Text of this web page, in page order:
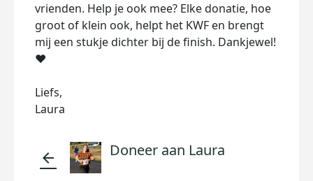
vrienden. Help je ook mee? Elke donatie, hoe
groot of klein ook, helpt het KWF en brengt
mij een stukje dichter bij de finish. Dankjewel!
❤️
Liefs,
Laura
arrow_back Doneer aan Laura